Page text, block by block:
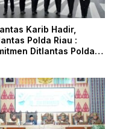
Karib Hadir,
Polda Riau :
Ditlantas Polda
Edukasi Kepada